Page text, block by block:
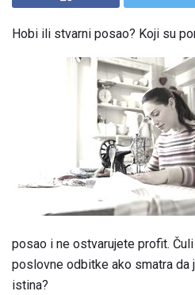
Hobi ili stvarni posao? Koji su
posao i ne ostvarujete profit.
poslovne odbitke ako smatra da
istina?